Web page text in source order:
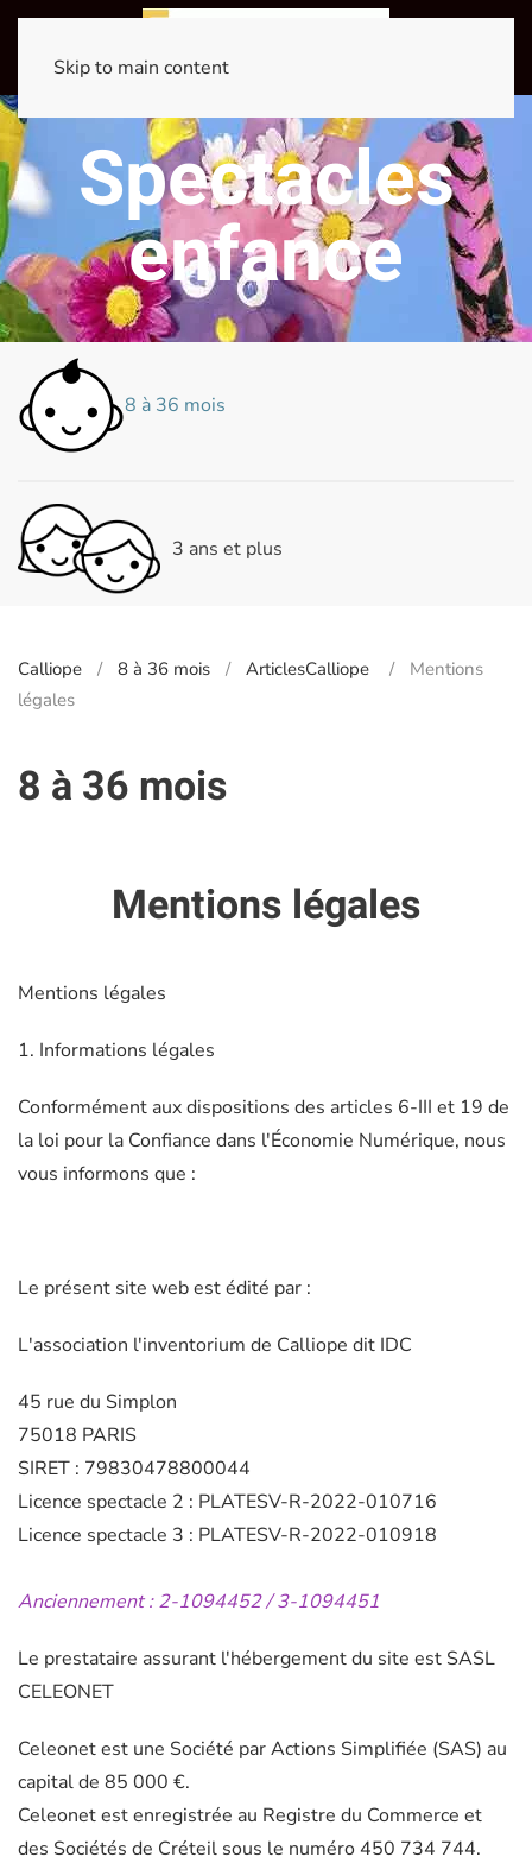
Skip to main content
Spectacles
enfance
8 à 36 mois
3 ans et plus
Calliope 8 à 36 mois ArticlesCalliope
Mentions
légales
8 à 36 mois
Mentions légales
Mentions légales
1. Informations légales
Conformément aux dispositions des articles 6-III et 19 de
la loi pour la Confiance dans l'Économie Numérique, nous
vous informons que :
Le présent site web est édité par :
L'association l'inventorium de Calliope dit IDC
45 rue du Simplon
75018 PARIS
SIRET : 79830478800044
Licence spectacle 2 : PLATESV-R-2022-010716
Licence spectacle 3 : PLATESV-R-2022-010918
Anciennement : 2-1094452 / 3-1094451
Le prestataire assurant l'hébergement du site est SASL
CELEONET
Celeonet est une Société par Actions Simplifiée (SAS) au
capital de 85 000 €.
Celeonet est enregistrée au Registre du Commerce et
des Sociétés de Créteil sous le numéro 450 734 744.